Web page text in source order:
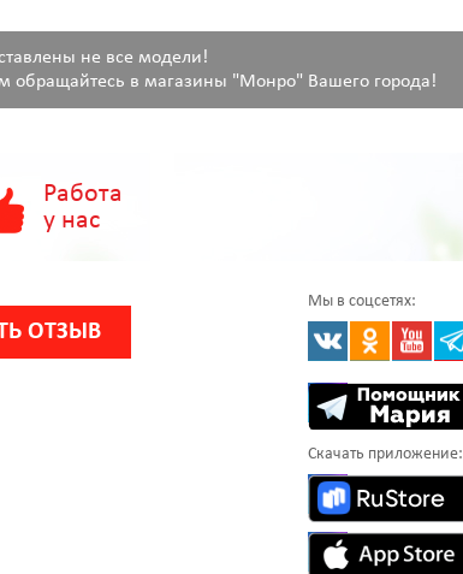
не все модели!
обращайтесь в магазины "Монро" Вашего города!
Работа
у нас
ОТЗЫВ
Мы в соцсетях:
Скачать приложение: